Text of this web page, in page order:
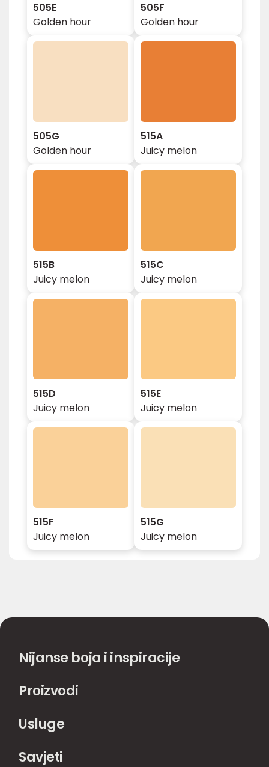
505E
Golden hour
505F
Golden hour
505G
Golden hour
515A
Juicy melon
515B
Juicy melon
515C
Juicy melon
515D
Juicy melon
515E
Juicy melon
515F
Juicy melon
515G
Juicy melon
Nijanse boja i inspiracije
Proizvodi
Usluge
Savjeti